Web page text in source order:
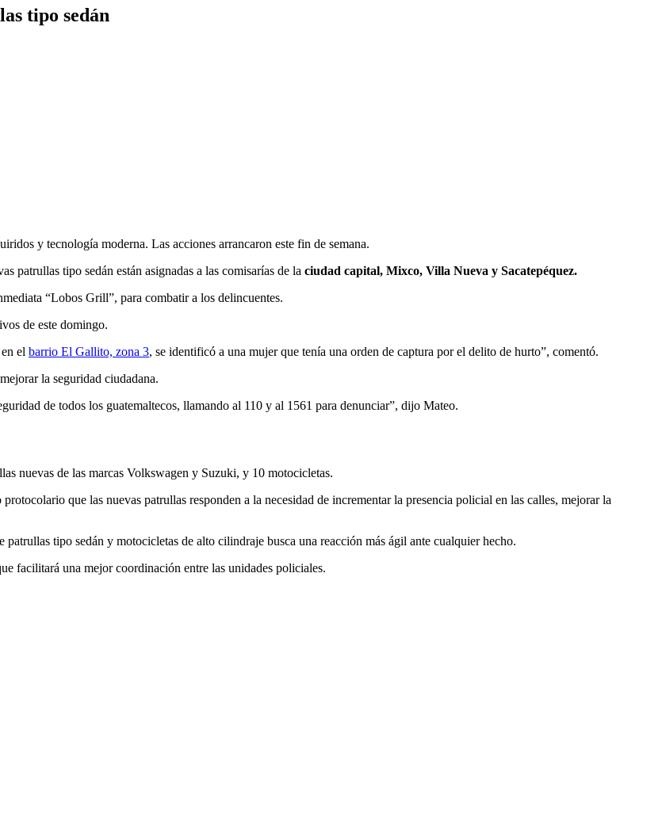
tipo sedán
y tecnología moderna. Las acciones arrancaron este fin de semana.
tipo sedán están asignadas a las comisarías de la ciudad capital, Mixco, Villa Nueva y Sacatepéquez.
“Lobos Grill”, para combatir a los delincuentes.
de este domingo.
el barrio El Gallito, zona 3, se identificó a una mujer que tenía una orden de captura por el delito de hurto”, comentó.
la seguridad ciudadana.
de todos los guatemaltecos, llamando al 110 y al 1561 para denunciar”, dijo Mateo.
nuevas de las marcas Volkswagen y Suzuki, y 10 motocicletas.
que las nuevas patrullas responden a la necesidad de incrementar la presencia policial en las calles, mejorar la
tipo sedán y motocicletas de alto cilindraje busca una reacción más ágil ante cualquier hecho.
facilitará una mejor coordinación entre las unidades policiales.